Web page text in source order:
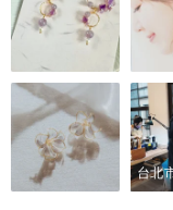
我會盡力確保您能安全
受到其中的喜悅與美好
台北